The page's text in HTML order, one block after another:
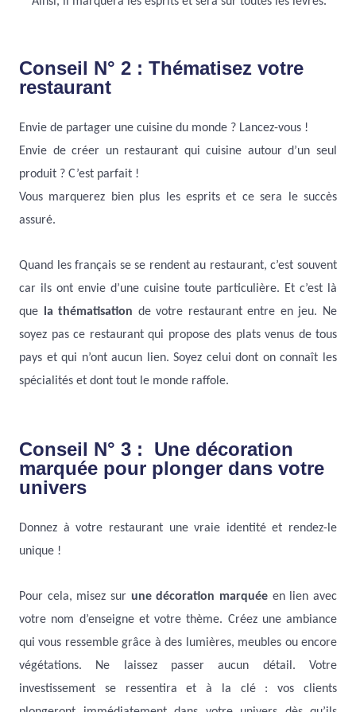
Conseil N° 2 : Thématisez votre
restaurant
Envie de partager une cuisine du monde ? Lancez-vous !
Envie de créer un restaurant qui cuisine autour d’un seul
produit ? C’est parfait !
Vous marquerez bien plus les esprits et ce sera le succès
assuré.
Quand les français se se rendent au restaurant, c’est souvent
car ils ont envie d’une cuisine toute particulière. Et c’est là
que
la thématisation de votre restaurant entre en jeu. Ne
soyez pas ce restaurant qui propose des plats venus de tous
pays et qui n’ont aucun lien. Soyez celui dont on connaît les
spécialités et dont tout le monde raffole.
Conseil N° 3 : Une décoration
marquée pour plonger dans votre
univers
Donnez à votre restaurant une vraie identité et rendez-le
unique !
Pour cela, misez sur une décoration marquée en lien avec
votre nom d’enseigne et votre thème. Créez une ambiance
qui vous ressemble grâce à des lumières, meubles ou encore
végétations. Ne laissez passer aucun détail. Votre
investissement se ressentira et à la clé : vos clients